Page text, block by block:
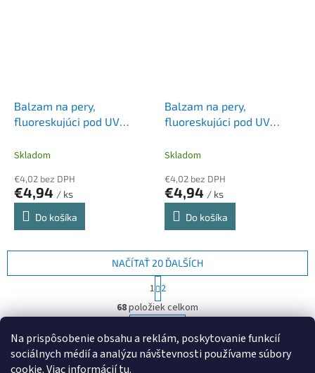
Na prispôsobenie obsahu a reklám, poskytovanie funkcií
sociálnych médií a analýzu návštevnosti používame súbory
cookie. Viac informáciítu.
Balzam na pery,
fluoreskujúci pod UV
zelená
Skladom
€4,02 bez DPH
€4,94 / ks
Do košíka
Balzam na pery,
fluoreskujúci pod UV
Skladom
€4,02 bez DPH
€4,94 / ks
Do košíka
O
v
á
d
NAČÍTAŤ 20 ĎALŠÍCH
S
t
r
á
k
o
1 2
68položiek celkom